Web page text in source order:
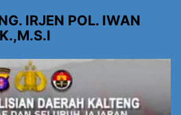
IRJEN POL. IWAN